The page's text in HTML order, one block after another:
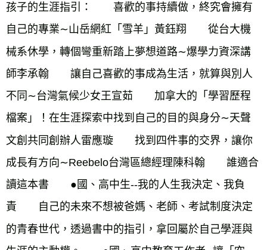
孩子的生涯指引：　　喜歡的事持續做，終究會擁有
自己的專業∼山岳網紅「雪羊」黃鈺翔　　從台大機
械系休學，轉個彎重新踏上夢想道路∼爆學力資深講
師李承翰　　讓自己喜歡的事成為生活，就算與別人
不同∼台灣氣候少女王宣茹　　加拿大的「學習歷程
檔案」！在生涯探索中找到自己的目的與身分∼天聲
文創共同創辦人雷應璇　　找到四件事的交界，讓你
成長有方向∼Reebelo台灣區總經理陳科翰　　誰適合
讀這本書　　●國、高中生--我的人生我決定、我負
責　　自己的未來不想被爸媽、老師、考試制度決定
的青春世代，透過書中的指引，拿回屬於自己學涯與